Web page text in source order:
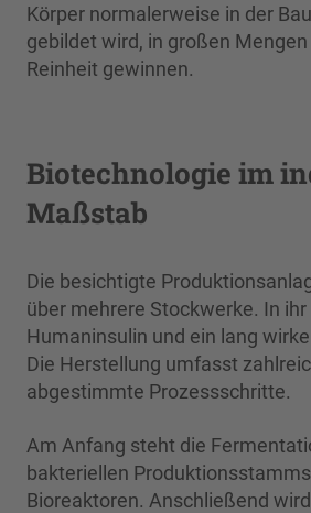
Körper normalerweise in der
gebildet wird, in großen
Reinheit gewinnen.
Biotechnologie im
Maßstab
Die besichtigte
über mehrere Stockwerke. In
Humaninsulin und ein lang
Die Herstellung umfasst
abgestimmte Prozessschritte.
Am Anfang steht die
bakteriellen
Bioreaktoren. Anschließend